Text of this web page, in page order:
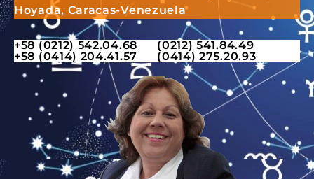
Hoyada, Caracas-Venezuela
+58 (0212) 542.04.68 (0212) 541.84.49
+58 (0414) 204.41.57 (0414) 275.20.93